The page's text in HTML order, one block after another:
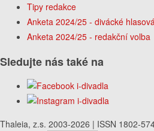
Tipy redakce
Anketa 2024/25 - divácké
Anketa 2024/25 - redakční volba
Sledujte nás také na
Thaleia, z.s. 2003-2026 | ISSN 1802-